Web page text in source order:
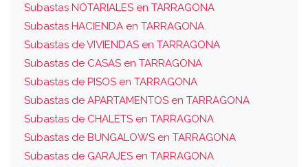
Subastas NOTARIALES en TARRAGONA
Subastas HACIENDA en TARRAGONA
Subastas de VIVIENDAS en TARRAGONA
Subastas de CASAS en TARRAGONA
Subastas de PISOS en TARRAGONA
Subastas de APARTAMENTOS en TARRAGONA
Subastas de CHALETS en TARRAGONA
Subastas de BUNGALOWS en TARRAGONA
Subastas de GARAJES en TARRAGONA